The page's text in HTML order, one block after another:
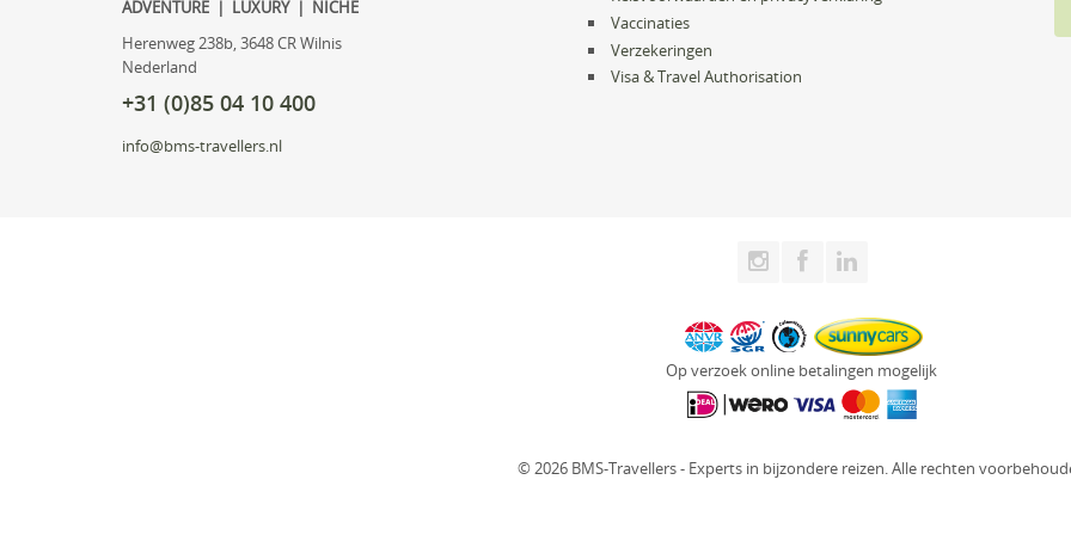
ADVENTURE | LUXURY | NICHE
Herenweg 238b, 3648 CR Wilnis
Nederland
+31 (0)85 04 10 400
info@bms-travellers.nl
Vaccinaties
Verzekeringen
Visa & Travel Authorisation
Op verzoek online betalingen mogelijk
© 2026 BMS-Travellers - Experts in bijzondere reizen. Alle rechten